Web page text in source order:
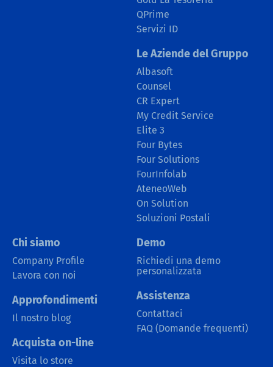
QPrime
Servizi ID
Le Aziende del Gruppo
Albasoft
Counsel
CR Expert
My Credit Service
Elite 3
Four Bytes
Four Solutions
FourInfolab
AteneoWeb
On Solution
Soluzioni Postali
Chi siamo
Company Profile
Lavora con noi
Approfondimenti
Il nostro blog
Acquista on-line
Visita lo store
Demo
Richiedi una demo
personalizzata
Assistenza
Contattaci
FAQ (Domande frequenti)